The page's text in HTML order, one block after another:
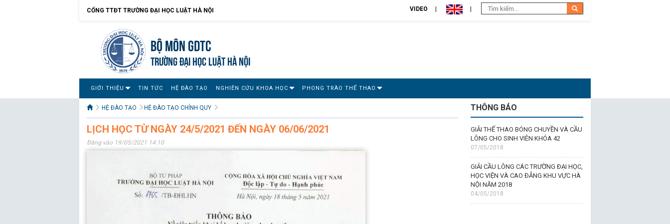
CỔNG TTĐT TRƯỜNG ĐẠI HỌC LUẬT HÀ NỘI VIDEO
Bộ môn GDTC
TRƯỜNG ĐẠI HỌC LUẬT HÀ NỘI
GIỚI THIỆU TIN TỨC HỆ ĐÀO TẠO NGHIÊN CỨU KHOA HỌC PHONG TRÀO THỂ THAO
HỆ ĐÀO TẠO HỆ ĐÀO TẠO CHÍNH QUY
LỊCH HỌC TỪ NGÀY 24/5/2021 ĐẾN NGÀY 06/06/2021
Đăng vào 19/05/2021 14:10
THÔNG BÁO
GIẢI THỂ THAO BÓNG CHUYỀN VÀ CẦU
LÔNG CHO SINH VIÊN KHÓA 42
07/05/2018
GIẢI CẦU LÔNG CÁC TRƯỜNG ĐẠI HỌC,
HỌC VIỆN VÀ CAO ĐẲNG KHU VỰC HÀ
NỘI NĂM 2018
04/05/2018